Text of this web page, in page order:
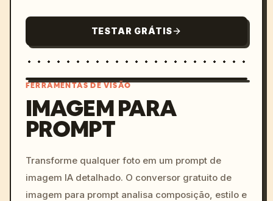
TESTAR GRÁTIS
colors, 8k --v 6.0
FERRAMENTAS DE VISÃO
IMAGEM PARA
PROMPT
Transforme qualquer foto em um prompt de
imagem IA detalhado. O conversor gratuito de
imagem para prompt analisa composição, estilo e